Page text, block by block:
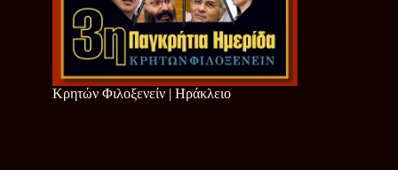
Κρητών Φιλοξενείν | Ηράκλειο